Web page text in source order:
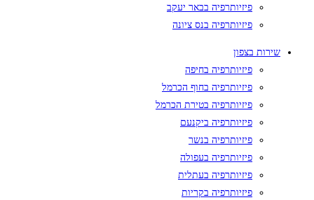
פיזיותרפיה בבאר יעקב
פיזיותרפיה בנס ציונה
שירות בצפון
פיזיותרפיה בחיפה
פיזיותרפיה בחוף הכרמל
פיזיותרפיה בטירת הכרמל
פיזיותרפיה ביקנעם
פיזיותרפיה בנשר
פיזיותרפיה בעפולה
פיזיותרפיה בעתלית
פיזיותרפיה בקריות